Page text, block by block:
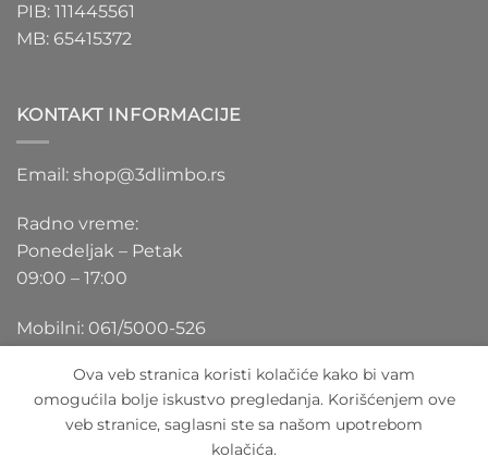
PIB: 111445561
MB: 65415372
KONTAKT INFORMACIJE
Email: shop@3dlimbo.rs
Radno vreme:
Ponedeljak – Petak
09:00 – 17:00
Mobilni: 061/5000-526
Visa PayPal Stripe MasterCard
Cash
Ova veb stranica koristi kolačiće kako bi vam
omogućila bolje iskustvo pregledanja. Korišćenjem ove
veb stranice, saglasni ste sa našom upotrebom
kolačića.